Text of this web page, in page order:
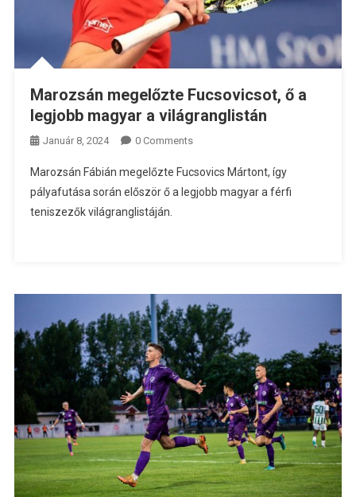
Marozsán megelőzte Fucsovicsot, ő a
legjobb magyar a világranglistán
Január 8, 2024 0 Comments
Marozsán Fábián megelőzte Fucsovics Mártont, így
pályafutása során először ő a legjobb magyar a férfi
teniszezők világranglistáján.